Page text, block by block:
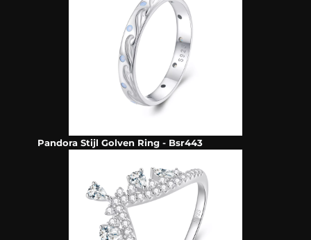
Pandora Stijl Golven Ring - Bsr443